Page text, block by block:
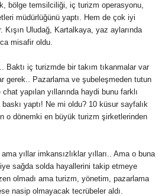
bölge temsilciliği, iç turizm operasyonu,
müdürlüğünü yaptı. Hem de çok iyi
Kışın Uludağ, Kartalkaya, yaz aylarında
misafir oldu.
Baktı iç turizmde bir takım tıkanmalar var
gerek.. Pazarlama ve şubeleşmeden tutun
yapılan yıllarında haydi bunu farklı
yaptı! Ne mi oldu? 10 küsur sayfalık
o dönemki en büyük turizm şirketlerinden
yıllar imkansızlıklar yılları.. Ama o buna
sağda solda hayallerini takip etmeye
olmadı ama turizm, yönetim, pazarlama
nasip olmayacak tecrübeler aldı.